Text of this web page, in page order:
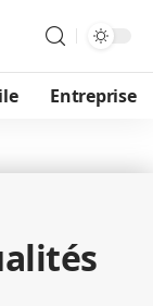
Entreprise